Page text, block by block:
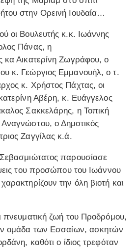
στην Ορεινή Ιουδαία…
οι Βουλευτής κ.κ. Ιωάννης
Πάνας, η
κα Αικατερίνη Ζωγράφου, ο
κ. Γεώργιος Εμμανουήλ, ο τ.
κ. Χρήστος Πάχτας, οι
Αβέρη, κ. Ευάγγελος
Σακκελάρης, η Τοπική
ο Δημοτικός
Ζαγγίλας κ.ά.
παρουσίασε
του προσώπου του Ιωάννου
την όλη βιοτή και
πνευματική ζωή του Προδρόμου,
ομάδα των Εσσαίων, ασκητών
καθότι ο ίδιος τρεφόταν